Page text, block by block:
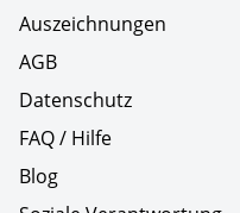
Auszeichnungen
AGB
Datenschutz
FAQ / Hilfe
Blog